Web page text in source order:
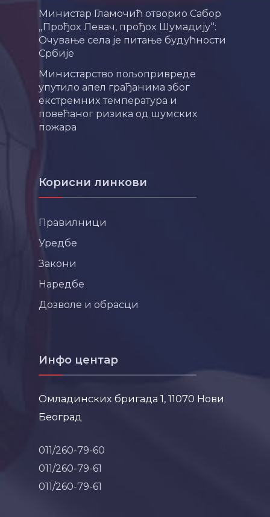
Министар Гламочић отворио Сабор
„Прођох Левач, прођох Шумадију“:
Очување села је питање будућности
Србије
Министарство пољопривреде
упутило апел грађанима због
екстремних температура и
повећаног ризика од шумских
пожара
Корисни линкови
Правилници
Уредбе
Закони
Наредбе
Дозволе и обрасци
Инфо центар
Омладинских бригада 1, 11070 Нови
Београд
011/260-79-60
011/260-79-61
011/260-79-61